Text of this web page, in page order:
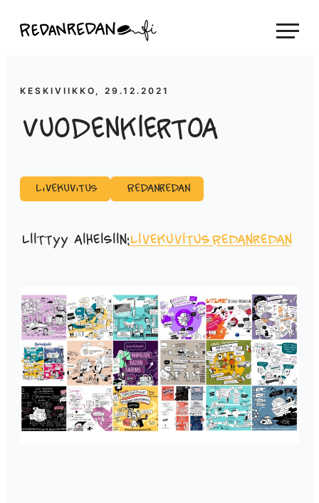
suoraan
Linda Saukko-Rauta, Redanredan Oy
piirrosvideoita
KESKIVIIKKO, 29.12.2021
Vuodenkiertoa
Livekuvitus Redanredan
Liittyy aiheisiin:LivekuvitusRedanredan